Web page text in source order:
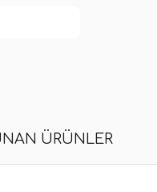
ÜRÜNLER